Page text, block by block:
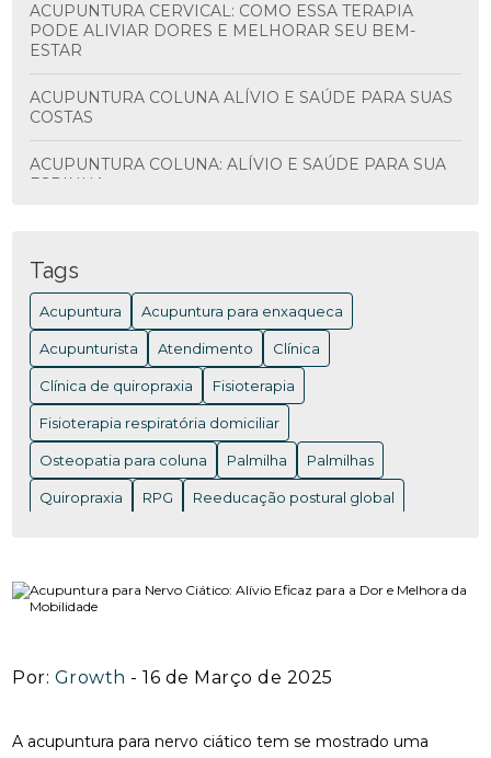
Por: Growth - 16 de Março de 2025
A acupuntura para nervo ciático tem se mostrado uma
ACUPUNTURA CERVICAL: COMO ESSA TERAPIA
PODE ALIVIAR DORES E MELHORAR SEU BEM-
ESTAR
ACUPUNTURA COLUNA ALÍVIO E SAÚDE PARA SUAS
COSTAS
ACUPUNTURA COLUNA: ALÍVIO E SAÚDE PARA SUA
ESPINHA
ACUPUNTURA COLUNA: BENEFÍCIOS E COMO
FUNCIONA PARA ALIVIAR DORES
ACUPUNTURA EM NITERÓI: BENEFÍCIOS E ONDE
ENCONTRAR OS MELHORES PROFISSIONAIS
ACUPUNTURA EM NITERÓI: BENEFÍCIOS QUE VOCÊ
PRECISA CONHECER
ACUPUNTURA EM NITERÓI: DESCUBRA OS
BENEFÍCIOS DESSA TERAPIA MILENAR
BENEFÍCIOS E ENCONTRE OS MELHORES
ESPECIALISTAS NA REGIÃO
INCRÍVEIS PARA ALÍVIO
CIÁTICO E MELHORAR A QUALIDADE DE VIDA
Tags
Acupuntura Acupuntura para enxaqueca
Acupunturista Atendimento Clínica
Clínica de quiropraxia Fisioterapia
Fisioterapia respiratória domiciliar
Osteopatia para coluna Palmilha Palmilhas
Quiropraxia RPG Reeducação postural global
acupunturista consulta
fisioterapia de reabilitação vestibular